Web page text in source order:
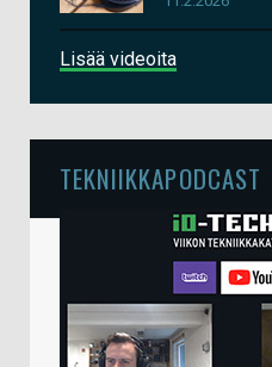
Lisää videoita
TEKNIIKKAPODCAST